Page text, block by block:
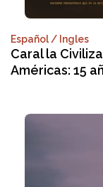
Español / Ingles
Caral la
Américas: 15